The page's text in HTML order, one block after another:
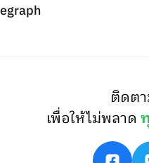
ติดตา
เพื่อให้ไม่พลาด